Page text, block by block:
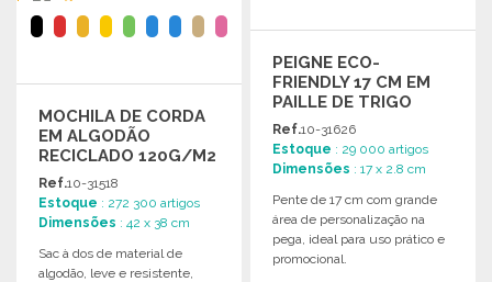
MOCHILA DE CORDA
EM ALGODÃO
RECICLADO 120G/M2
Ref.10-31518
Estoque : 272 300 artigos
Dimensões : 42 x 38 cm
Sac à dos de material de
algodão, leve e resistente,
PEIGNE ECO-
FRIENDLY 17 CM EM
PAILLE DE TRIGO
Ref.10-31626
Estoque : 29 000 artigos
Dimensões : 17 x 2.8 cm
Pente de 17 cm com grande
área de personalização na
pega, ideal para uso prático e
promocional.